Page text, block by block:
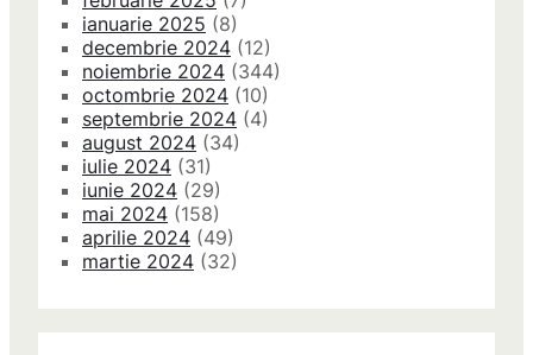
ianuarie 2025 (8)
decembrie 2024 (12)
noiembrie 2024 (344)
octombrie 2024 (10)
septembrie 2024 (4)
august 2024 (34)
iulie 2024 (31)
iunie 2024 (29)
mai 2024 (158)
aprilie 2024 (49)
martie 2024 (32)